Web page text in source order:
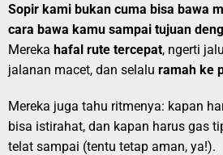
Sopir kami bukan cuma bisa bawa
cara bawa kamu sampai tujuan
Mereka hafal rute tercepat, ngerti
jalanan macet, dan selalu ramah ke
Mereka juga tahu ritmenya: kapan
bisa istirahat, dan kapan harus gas
telat sampai (tentu tetap aman, ya!).